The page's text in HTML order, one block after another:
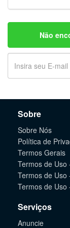
Não
Sobre
Sobre Nós
Política de
Termos Gerais
Termos de Uso
Termos de Uso
Termos de Uso
Serviços
Anuncie